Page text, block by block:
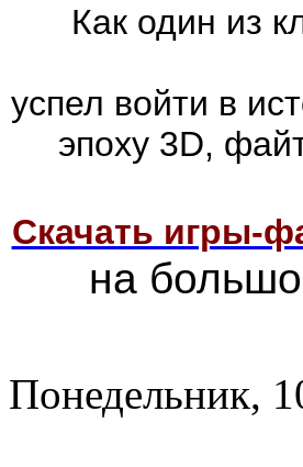
Как один из
успел войти в
эпоху 3D,
Скачать игры-
на
Понедельник,